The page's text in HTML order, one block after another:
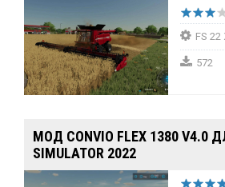
FS
572
МОД CONVIO FLEX 1380 V4.0
SIMULATOR 2022